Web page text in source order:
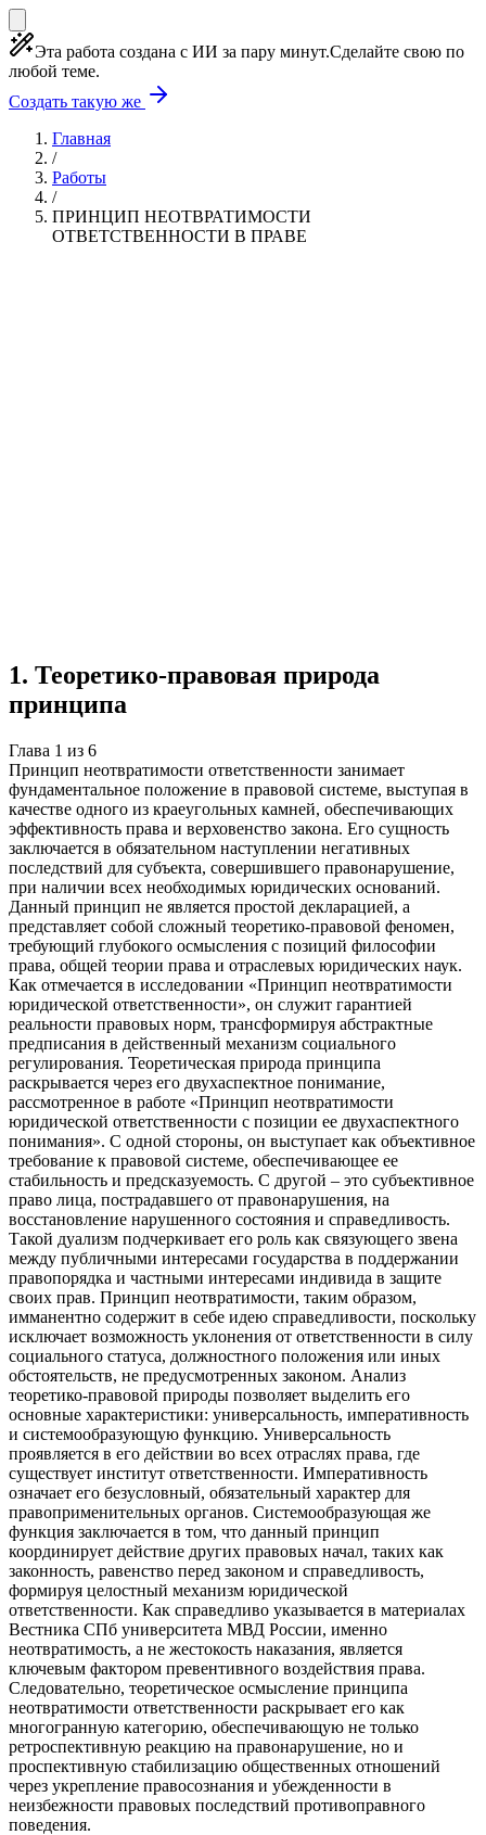
Эта работа создана с ИИ за пару минут.Сделайте свою по
любой теме.
Создать такую же
Главная
/
Работы
/
ПРИНЦИП НЕОТВРАТИМОСТИ
ОТВЕТСТВЕННОСТИ В ПРАВЕ
1. Теоретико-правовая природа
принципа
Глава 1 из 6
Принцип неотвратимости ответственности занимает
фундаментальное положение в правовой системе, выступая в
качестве одного из краеугольных камней, обеспечивающих
эффективность права и верховенство закона. Его сущность
заключается в обязательном наступлении негативных
последствий для субъекта, совершившего правонарушение,
при наличии всех необходимых юридических оснований.
Данный принцип не является простой декларацией, а
представляет собой сложный теоретико-правовой феномен,
требующий глубокого осмысления с позиций философии
права, общей теории права и отраслевых юридических наук.
Как отмечается в исследовании «Принцип неотвратимости
юридической ответственности», он служит гарантией
реальности правовых норм, трансформируя абстрактные
предписания в действенный механизм социального
регулирования. Теоретическая природа принципа
раскрывается через его двухаспектное понимание,
рассмотренное в работе «Принцип неотвратимости
юридической ответственности с позиции ее двухаспектного
понимания». С одной стороны, он выступает как объективное
требование к правовой системе, обеспечивающее ее
стабильность и предсказуемость. С другой – это субъективное
право лица, пострадавшего от правонарушения, на
восстановление нарушенного состояния и справедливость.
Такой дуализм подчеркивает его роль как связующего звена
между публичными интересами государства в поддержании
правопорядка и частными интересами индивида в защите
своих прав. Принцип неотвратимости, таким образом,
имманентно содержит в себе идею справедливости, поскольку
исключает возможность уклонения от ответственности в силу
социального статуса, должностного положения или иных
обстоятельств, не предусмотренных законом. Анализ
теоретико-правовой природы позволяет выделить его
основные характеристики: универсальность, императивность
и системообразующую функцию. Универсальность
проявляется в его действии во всех отраслях права, где
существует институт ответственности. Императивность
означает его безусловный, обязательный характер для
правоприменительных органов. Системообразующая же
функция заключается в том, что данный принцип
координирует действие других правовых начал, таких как
законность, равенство перед законом и справедливость,
формируя целостный механизм юридической
ответственности. Как справедливо указывается в материалах
Вестника СПб университета МВД России, именно
неотвратимость, а не жестокость наказания, является
ключевым фактором превентивного воздействия права.
Следовательно, теоретическое осмысление принципа
неотвратимости ответственности раскрывает его как
многогранную категорию, обеспечивающую не только
ретроспективную реакцию на правонарушение, но и
проспективную стабилизацию общественных отношений
через укрепление правосознания и убежденности в
неизбежности правовых последствий противоправного
поведения.